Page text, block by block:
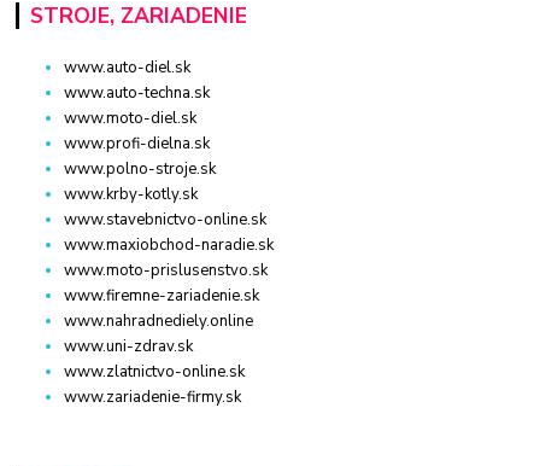
STROJE, ZARIADENIE
www.auto-diel.sk
www.auto-techna.sk
www.moto-diel.sk
www.profi-dielna.sk
www.polno-stroje.sk
www.krby-kotly.sk
www.stavebnictvo-online.sk
www.maxiobchod-naradie.sk
www.moto-prislusenstvo.sk
www.firemne-zariadenie.sk
www.nahradnediely.online
www.uni-zdrav.sk
www.zlatnictvo-online.sk
www.zariadenie-firmy.sk